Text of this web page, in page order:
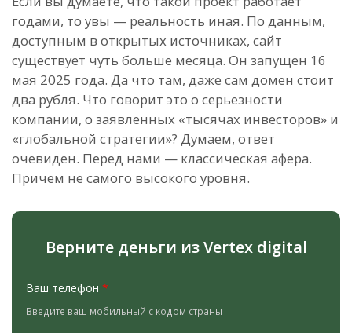
годами, то увы — реальность иная. По данным,
доступным в открытых источниках, сайт
существует чуть больше месяца. Он запущен 16
мая 2025 года. Да что там, даже сам домен стоит
два рубля. Что говорит это о серьезности
компании, о заявленных «тысячах инвесторов» и
«глобальной стратегии»? Думаем, ответ
очевиден. Перед нами — классическая афера.
Причем не самого высокого уровня.
Верните деньги из Vertex digital
Ваш телефон *